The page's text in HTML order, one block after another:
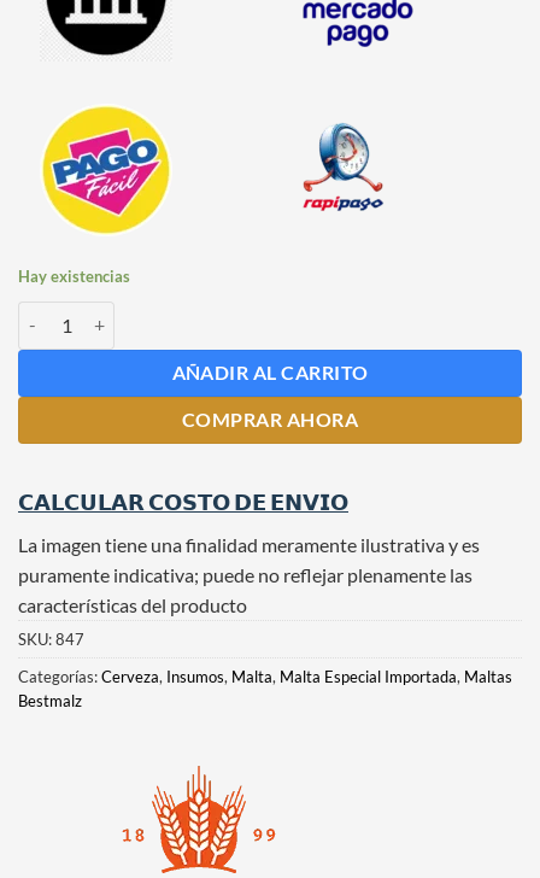
Hay existencias
AÑADIR AL CARRITO
COMPRAR AHORA
𝗖𝗔𝗟𝗖𝗨𝗟𝗔𝗥 𝗖𝗢𝗦𝗧𝗢 𝗗𝗘 𝗘𝗡𝗩𝗜𝗢
La imagen tiene una finalidad meramente ilustrativa y es
puramente indicativa; puede no reflejar plenamente las
características del producto
SKU:847
Categorías:Cerveza, Insumos, Malta, Malta Especial Importada, Maltas
Bestmalz